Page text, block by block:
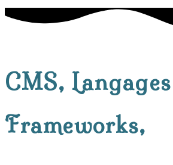
CMS,
Frameworks,